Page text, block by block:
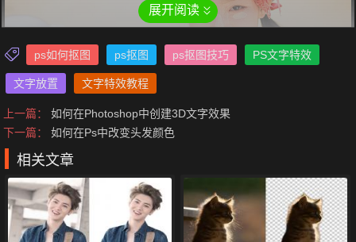
Ps中将文字放置 在人物的后面步骤如下：
步骤一：输入文字
展开阅读
ps如何抠图 ps抠图 ps抠图技巧 PS文字特效
文字放置 文字特效教程
上一篇：
如何在Photoshop中创建3D文字效果
下一篇：
如何在Ps中改变头发颜色
相关文章